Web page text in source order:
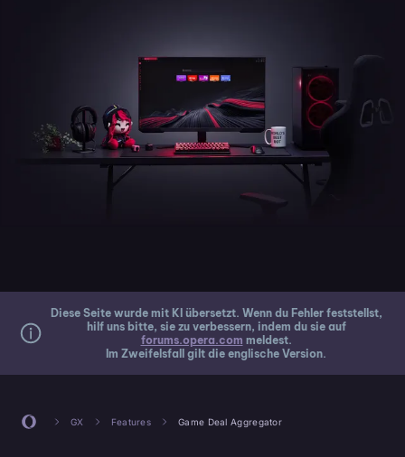
Diese Seite wurde mit KI übersetzt. Wenn du Fehler feststellst,
hilf uns bitte, sie zu verbessern, indem du sie auf
forums.opera.com meldest.
Im Zweifelsfall gilt die englische Version.
GX Features Game Deal Aggregator